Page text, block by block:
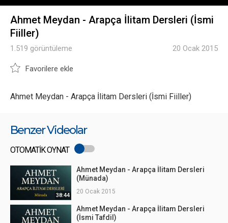
Ahmet Meydan - Arapça İlitam Dersleri (İsmi
Fiiller)
1.519 görüntüleme 20 Ocak 2015
Favorilere ekle
Ahmet Meydan - Arapça İlitam Dersleri (İsmi Fiiller)
Benzer Videolar
OTOMATİK OYNAT
38:44
Ahmet Meydan - Arapça İlitam Dersleri
(Münada)
20 Ocak 2015
Ahmet Meydan - Arapça İlitam Dersleri
(İsmi Tafdil)